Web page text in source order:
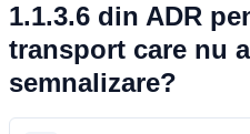
1.1.3.6 din ADR
transport care nu
semnalizare?